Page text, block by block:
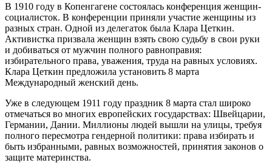
В 1910 году в Копенгагене состоялась конференция женщин-
социалисток. В конференции приняли участие женщины из
разных стран. Одной из делегаток была Клара Цеткин.
Активистка призвала женщин взять свою судьбу в свои руки
и добиваться от мужчин полного равноправия:
избирательного права, уважения, труда на равных условиях.
Клара Цеткин предложила установить 8 марта
Международный женский день.
Уже в следующем 1911 году праздник 8 марта стал широко
отмечаться во многих европейских государствах: Швейцарии,
Германии, Дании. Миллионы людей вышли на улицы, требуя
полного пересмотра гендерной политики: права избирать и
быть избранными, равных возможностей, принятия законов о
защите материнства.